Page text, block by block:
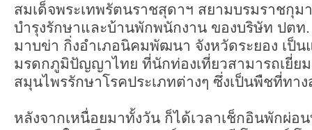
สมเด็จพระเทพรัตนราชสุดาฯ สยามบรมราชกุม
บำรุงรักษาและบ้านพักพนักงาน ของบริษัท ปต
มาบข่า กิ่งอำเภอนิคมพัฒนา จังหวัดระยอง เป็
มรดกภูมิปัญญาไทย ที่นักท่องเที่ยวสามารถเยี่ย
สมุนไพรรักษาโรคประเภทต่างๆ ซึ่งเป็นพืชที่ทา
หลังจากเหนื่อยมาทั้งวัน ก็ได้เวลาเช็กอินพักผ่อ